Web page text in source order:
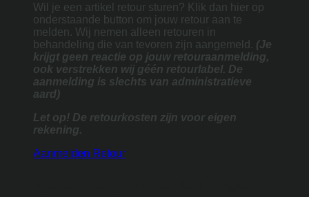
Wil je een artikel retour sturen? Klik dan hier op
onderstaande button om jouw retour aan te
melden. Wij nemen alleen retouren in
behandeling die van tevoren zijn aangemeld. (Je
krijgt geen reactie op jouw retouraanmelding,
ook verstrekken wij géén retourlabel. De
aanmelding is slechts van administratieve
aard)
Let op! De retourkosten zijn voor eigen
rekening.
Aanmelden Retour